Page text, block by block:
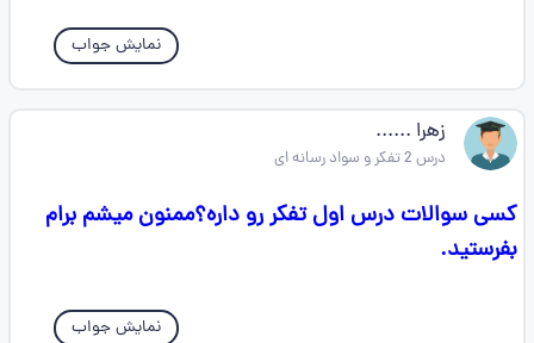
نمایش جواب
زهرا ......
درس 2 تفکر و سواد رسانه ای
کسی سوالات درس اول تفکر رو داره؟ممنون میشم برام
بفرستید.
نمایش جواب